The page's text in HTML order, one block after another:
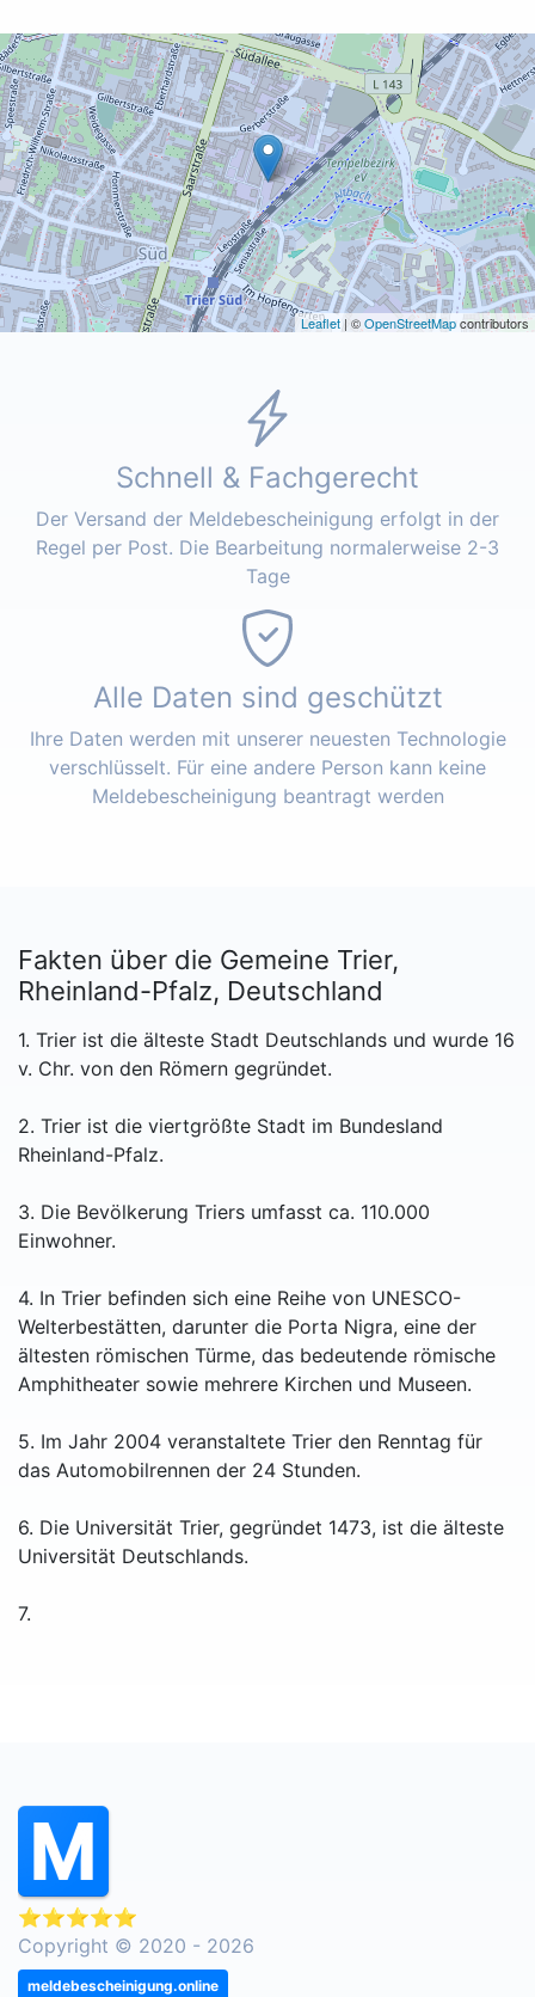
Leaflet | ©OpenStreetMapcontributors
Schnell & Fachgerecht
Der Versand der Meldebescheinigung erfolgt in der
Regel per Post. Die Bearbeitung normalerweise 2-3
Tage
Alle Daten sind geschützt
Ihre Daten werden mit unserer neuesten Technologie
verschlüsselt. Für eine andere Person kann keine
Meldebescheinigung beantragt werden
Fakten über die Gemeine Trier,
Rheinland-Pfalz, Deutschland
1. Trier ist die älteste Stadt Deutschlands und wurde 16
v. Chr. von den Römern gegründet.
2. Trier ist die viertgrößte Stadt im Bundesland
Rheinland-Pfalz.
3. Die Bevölkerung Triers umfasst ca. 110.000
Einwohner.
4. In Trier befinden sich eine Reihe von UNESCO-
Welterbestätten, darunter die Porta Nigra, eine der
ältesten römischen Türme, das bedeutende römische
Amphitheater sowie mehrere Kirchen und Museen.
5. Im Jahr 2004 veranstaltete Trier den Renntag für
das Automobilrennen der 24 Stunden.
6. Die Universität Trier, gegründet 1473, ist die älteste
Universität Deutschlands.
7.
⭐⭐⭐⭐⭐
Copyright © 2020 - 2026
meldebescheinigung.online